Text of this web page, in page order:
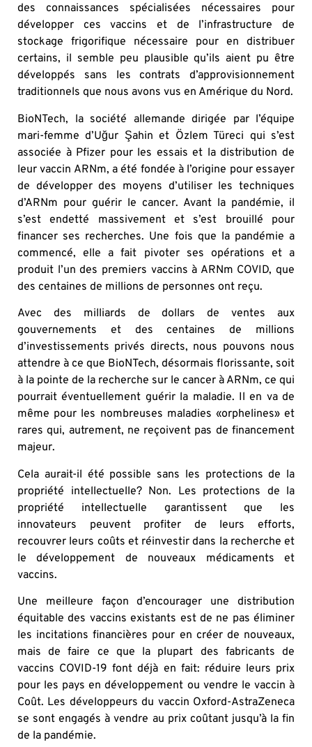
des connaissances spécialisées nécessaires pour
développer ces vaccins et de l’infrastructure de
stockage frigorifique nécessaire pour en distribuer
certains, il semble peu plausible qu’ils aient pu être
développés sans les contrats d’approvisionnement
traditionnels que nous avons vus en Amérique du Nord.
BioNTech, la société allemande dirigée par l’équipe
mari-femme d’Uğur Şahin et Özlem Türeci qui s’est
associée à Pfizer pour les essais et la distribution de
leur vaccin ARNm, a été fondée à l’origine pour essayer
de développer des moyens d’utiliser les techniques
d’ARNm pour guérir le cancer. Avant la pandémie, il
s’est endetté massivement et s’est brouillé pour
financer ses recherches. Une fois que la pandémie a
commencé, elle a fait pivoter ses opérations et a
produit l’un des premiers vaccins à ARNm COVID, que
des centaines de millions de personnes ont reçu.
Avec des milliards de dollars de ventes aux
gouvernements et des centaines de millions
d’investissements privés directs, nous pouvons nous
attendre à ce que BioNTech, désormais florissante, soit
à la pointe de la recherche sur le cancer à ARNm, ce qui
pourrait éventuellement guérir la maladie. Il en va de
même pour les nombreuses maladies «orphelines» et
rares qui, autrement, ne reçoivent pas de financement
majeur.
Cela aurait-il été possible sans les protections de la
propriété intellectuelle? Non. Les protections de la
propriété intellectuelle garantissent que les
innovateurs peuvent profiter de leurs efforts,
recouvrer leurs coûts et réinvestir dans la recherche et
le développement de nouveaux médicaments et
vaccins.
Une meilleure façon d’encourager une distribution
équitable des vaccins existants est de ne pas éliminer
les incitations financières pour en créer de nouveaux,
mais de faire ce que la plupart des fabricants de
vaccins COVID-19 font déjà en fait: réduire leurs prix
pour les pays en développement ou vendre le vaccin à
Coût. Les développeurs du vaccin Oxford-AstraZeneca
se sont engagés à vendre au prix coûtant jusqu’à la fin
de la pandémie.